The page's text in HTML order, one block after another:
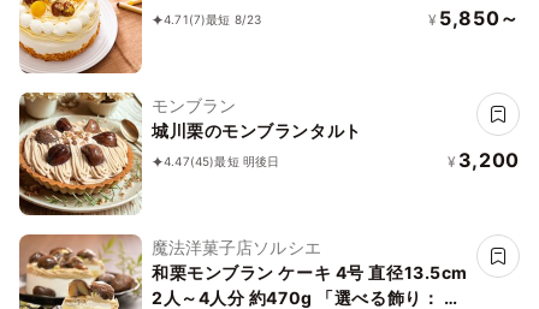
4.71(7)最短 8/23 ¥ 5,850～
モンブラン
城川栗のモンブランタルト
4.47(45)最短 明後日 ¥ 3,200
魔法洋菓子店ソルシエ
和栗モンブラン ケーキ 4号 直径13.5cm
2人～4人分 約470g 「選べる飾り： バ